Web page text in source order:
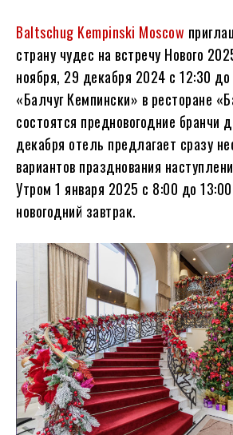
Baltschug Kempinski Moscow
страну чудес на встречу Нового
ноября, 29 декабря 2024 с 12:30
«Балчуг Кемпински» в ресторане
состоятся предновогодние бранчи
декабря отель предлагает сразу
вариантов празднования
Утром 1 января 2025 с 8:00 до
новогодний завтрак.